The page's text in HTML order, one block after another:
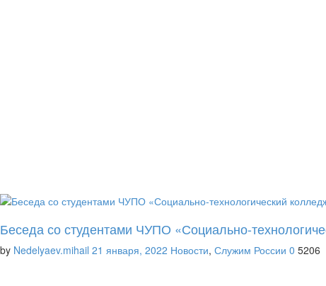
Беседа со студентами ЧУПО «Социально-
by Nedelyaev.mihail 21 января, 2022 Новости, Служим России 0 5206